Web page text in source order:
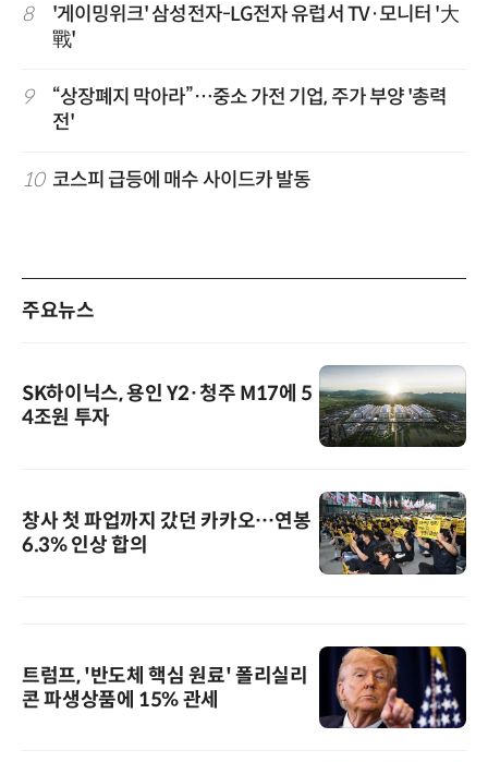
8
'게이밍위크' 삼성전자-LG전자 유럽서 TV·모니터 '大
戰'
9
“상장폐지 막아라”…중소 가전 기업, 주가 부양 '총력
전'
10 코스피 급등에 매수 사이드카 발동
주요뉴스
SK하이닉스, 용인 Y2·청주 M17에 5
4조원 투자
창사 첫 파업까지 갔던 카카오…연봉
6.3% 인상 합의
트럼프, '반도체 핵심 원료' 폴리실리
콘 파생상품에 15% 관세